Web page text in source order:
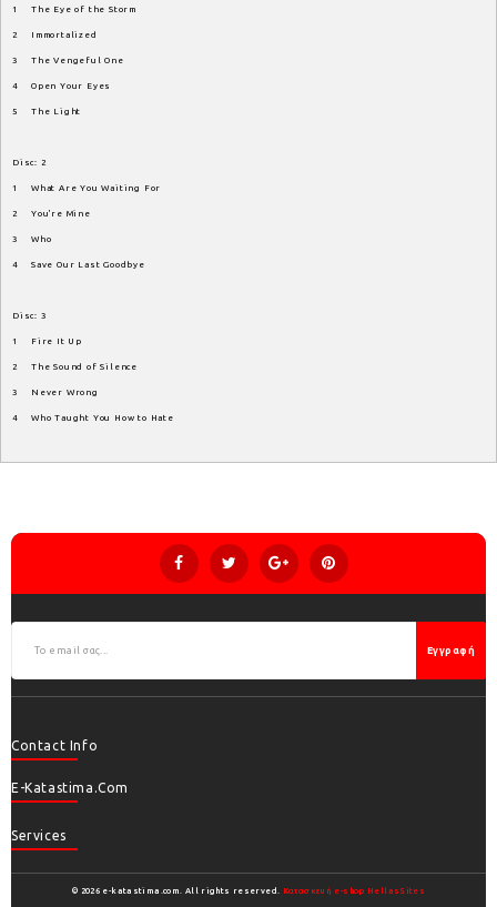
1 The Eye of the Storm
2 Immortalized
3 The Vengeful One
4 Open Your Eyes
5 The Light
Disc: 2
1 What Are You Waiting For
2 You're Mine
3 Who
4 Save Our Last Goodbye
Disc: 3
1 Fire It Up
2 The Sound of Silence
3 Never Wrong
4 Who Taught You How to Hate
Εγγραφή
Contact Info
E-Katastima.com
Services
© 2026 e-katastima.com. All rights reserved. Κατασκευή e-shop HellasSites